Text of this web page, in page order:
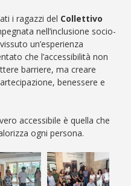
i ragazzi del Collettivo
nell’inclusione socio-
un’esperienza
che l’accessibilità non
barriere, ma creare
benessere e
accessibile è quella che
ogni persona.